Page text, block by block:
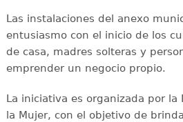
Las instalaciones del anexo
entusiasmo con el inicio de los
de casa, madres solteras y
emprender un negocio propio.
La iniciativa es organizada por la
la Mujer, con el objetivo de